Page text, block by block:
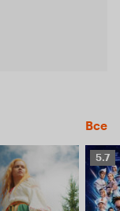
Все
5.7
5.7